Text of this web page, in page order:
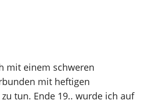
mit einem schweren
mit heftigen
tun. Ende 19.. wurde ich auf